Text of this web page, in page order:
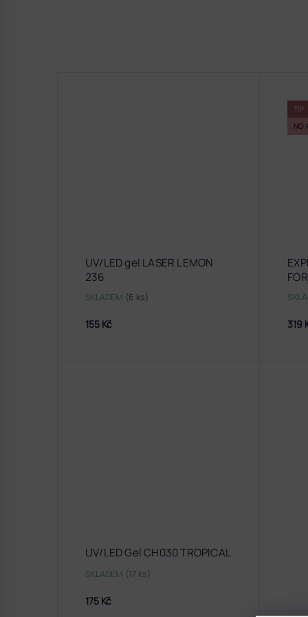
UV/LED gel LASER LEMON
236
SKLADEM (6 ks)
155 Kč
TIP
NO
319
UV/LED Gel CH030 TROPICAL
SKLADEM (17 ks)
175 Kč